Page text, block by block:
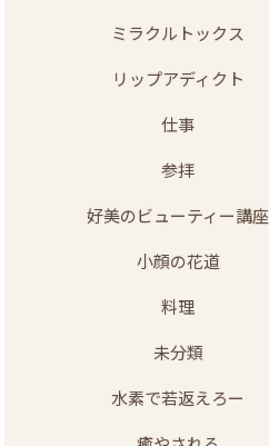
ミラクルトックス
リップアディクト
仕事
参拝
好美のビューティー講座
小顔の花道
料理
未分類
水素で若返えろー